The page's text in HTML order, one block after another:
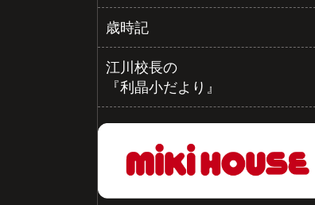
歳時記
江川校長の
『利晶小だより』